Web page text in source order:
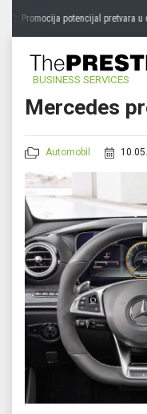
Promocija potencijal pretvara u
BUSINESS SERVICES
Mercedes
Automobil